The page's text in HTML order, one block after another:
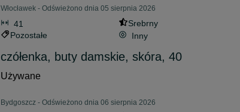
Włocławek - Odświeżono dnia 05 sierpnia 2026
41
Srebrny
Pozostałe
Inny
czółenka, buty damskie, skóra, 40
Używane
Bydgoszcz - Odświeżono dnia 06 sierpnia 2026